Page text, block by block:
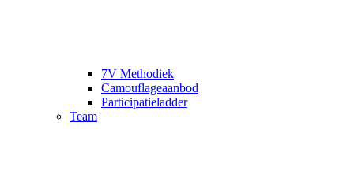
7V Methodiek
Camouflageaanbod
Participatieladder
Team